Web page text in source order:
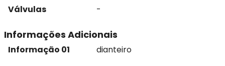
Válvulas
-
Informações Adicionais
Informação 01 dianteiro